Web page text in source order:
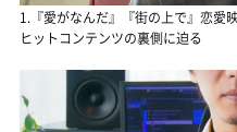
1.『愛がなんだ』『街の上で』恋愛
ヒットコンテンツの裏側に迫る